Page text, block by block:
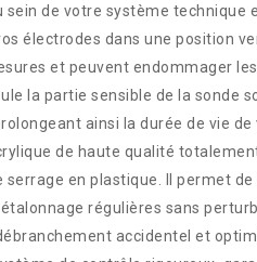
sein de votre système
électrodes dans une position
et peuvent endommager
la partie sensible de la sonde
ainsi la durée de vie
de haute qualité
serrage en plastique. Il permet
régulières sans
accidentel et